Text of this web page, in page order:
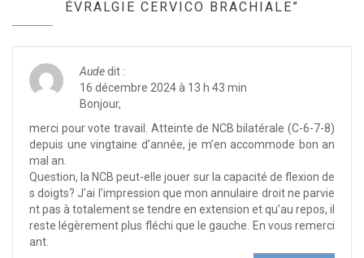
ÉVRALGIE CERVICO BRACHIALE”
Audedit :
16 décembre 2024 à 13 h 43 min
Bonjour,
merci pour vote travail. Atteinte de NCB bilatérale (C-6-7-8)
depuis une vingtaine d’année, je m’en accommode bon an
mal an.
Question, la NCB peut-elle jouer sur la capacité de flexion de
s doigts? J’ai l’impression que mon annulaire droit ne parvie
nt pas à totalement se tendre en extension et qu’au repos, il
reste légèrement plus fléchi que le gauche. En vous remerci
ant.